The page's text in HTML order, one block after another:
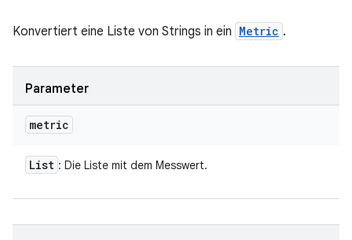
Konvertiert eine Liste von Strings in ein Metric .
Parameter
metric
List : Die Liste mit dem Messwert.